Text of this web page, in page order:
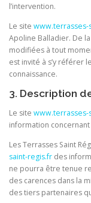
l’intervention.
Le site www.terrasses-
Apoline Balladier. De
modifiées à tout
est invité à s’y référer
connaissance.
3. Description
Le site www.terrasses-
information
Les Terrasses Saint
saint-regis.fr des
ne pourra être tenue
des carences dans la
des tiers partenaires